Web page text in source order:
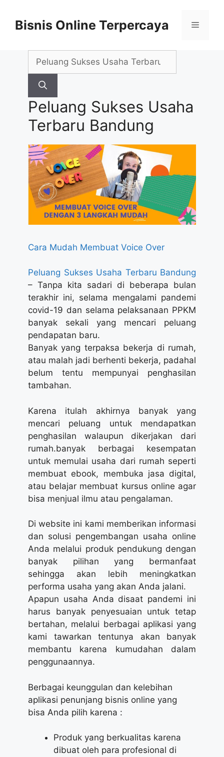
contentBisnis Online Terpercaya Menu
Search
Peluang Sukses Usaha
Terbaru Bandung
Cara Mudah Membuat Voice Over
Peluang Sukses Usaha Terbaru Bandung
– Tanpa kita sadari di beberapa bulan
terakhir ini, selama mengalami pandemi
covid-19 dan selama pelaksanaan PPKM
banyak sekali yang mencari peluang
pendapatan baru.
Banyak yang terpaksa bekerja di rumah,
atau malah jadi berhenti bekerja, padahal
belum tentu mempunyai penghasilan
tambahan.
Karena itulah akhirnya banyak yang
mencari peluang untuk mendapatkan
penghasilan walaupun dikerjakan dari
rumah.banyak berbagai kesempatan
untuk memulai usaha dari rumah seperti
membuat ebook, membuka jasa digital,
atau belajar membuat kursus online agar
bisa menjual ilmu atau pengalaman.
Di website ini kami memberikan informasi
dan solusi pengembangan usaha online
Anda melalui produk pendukung dengan
banyak pilihan yang bermanfaat
sehingga akan lebih meningkatkan
performa usaha yang akan Anda jalani.
Apapun usaha Anda disaat pandemi ini
harus banyak penyesuaian untuk tetap
bertahan, melalui berbagai aplikasi yang
kami tawarkan tentunya akan banyak
membantu karena kumudahan dalam
penggunaannya.
Berbagai keunggulan dan kelebihan
aplikasi penunjang bisnis online yang
bisa Anda pilih karena :
Produk yang berkualitas karena
dibuat oleh para profesional di